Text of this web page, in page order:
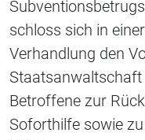
schloss sich in
Verhandlung den
Betroffene zur
Soforthilfe sowie